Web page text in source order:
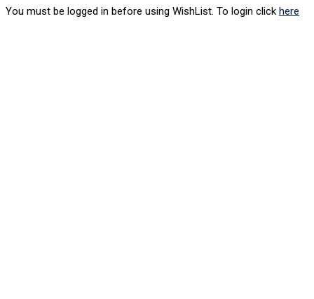
You must be logged in before using WishList. To login click here